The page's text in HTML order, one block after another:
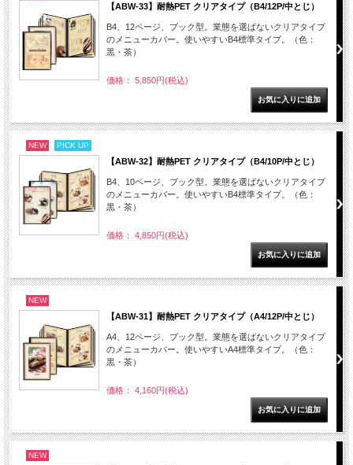
【ABW-33】耐熱PET クリアタイプ（B4/12P/中とじ）
B4、12ページ、ブック型。業態を選ばないクリアタイプ
のメニューカバー。使いやすいB4標準タイプ。（色：
黒・茶）
価格： 5,850円(税込)
NEW PICK UP
【ABW-32】耐熱PET クリアタイプ（B4/10P/中とじ）
B4、10ページ、ブック型。業態を選ばないクリアタイプ
のメニューカバー。使いやすいB4標準タイプ。（色：
黒・茶）
価格： 4,850円(税込)
NEW
【ABW-31】耐熱PET クリアタイプ（A4/12P/中とじ）
A4、12ページ、ブック型。業態を選ばないクリアタイプ
のメニューカバー。使いやすいA4標準タイプ。（色：
黒・茶）
価格： 4,160円(税込)
NEW